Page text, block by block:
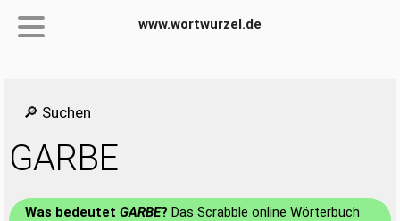
www.wortwurzel.de
🔎 Suchen
GARBE
Was bedeutet GARBE? Das Scrabble online Wörterbuch